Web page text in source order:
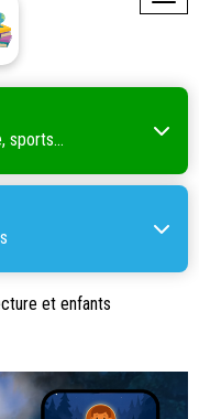
sports...
et enfants